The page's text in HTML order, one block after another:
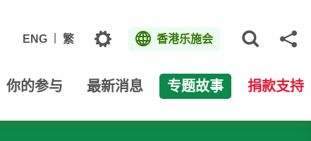
ENG 繁 主题 香港乐施会
你的参与 最新消息 专题故事 捐款支持